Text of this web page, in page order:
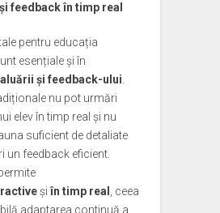
feedback în timp real
pentru educația
esențiale și în
și feedback-ului
nu pot urmări
elev în timp real și nu
suficient de detaliate
un feedback eficient.
șiîn timp real
, ceea
adaptarea continuă a